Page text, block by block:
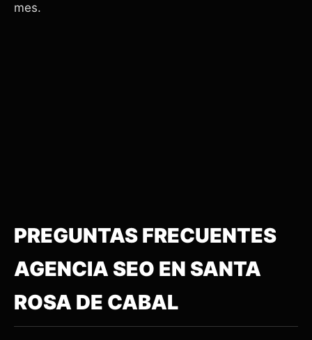
mes.
PREGUNTAS FRECUENTES
AGENCIA SEO EN SANTA
ROSA DE CABAL